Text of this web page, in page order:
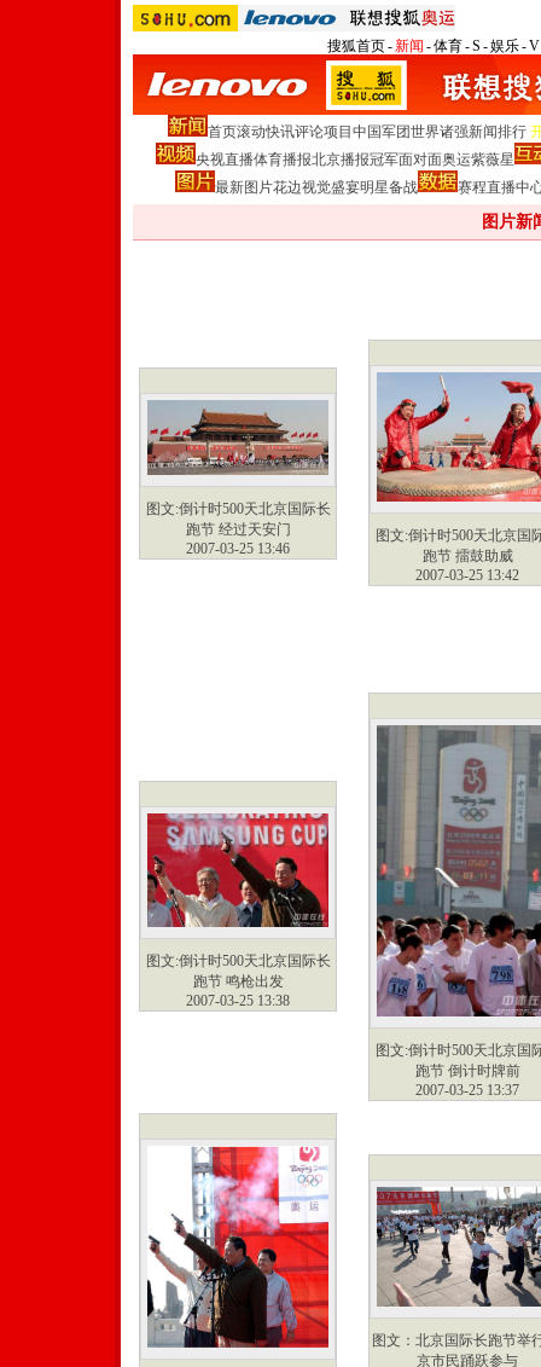
搜狐首页-新闻 -体育-S -娱乐-V
首页滚动快讯评论项目 中国军团世界诸强新闻排行
央视直播体育播报北京播报冠军面对面奥运紫薇星
最新图片花边视觉盛宴明星备战 赛程直播中
图片
图文:倒计时500天北京国际长
跑节 经过天安门
2007-03-25 13:46
图文:倒计时500天北京国
跑节 擂鼓助威
2007-03-25 13:42
图文:倒计时500天北京国际长
跑节 鸣枪出发
2007-03-25 13:38
图文:倒计时500天北京国
跑节 倒计时牌前
2007-03-25 13:37
图文：北京国际长跑节举
京市民踊跃参与